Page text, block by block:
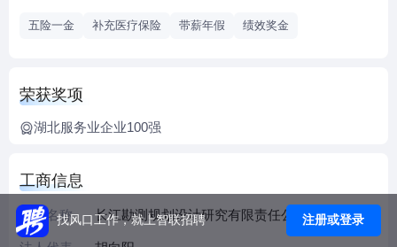
师7人，首届全国创新争先奖状获得者2人，国家“新世纪百千
万人才工程”2人、全国杰出专业技术人才1人，湖北省有突出
贡献的中青年专家、湖北省新世纪高层次人才、水利部5151
殊津贴专家68人。在全院2000多名专业技术人员中，教授级
高工299人，高级工程师1118人，各类注册工程师1100余人。
单位总部位于武汉，下设职能部门11个、子公司12个，所属
五险一金 补充医疗保险 带薪年假 绩效奖金
荣获奖项
湖北服务业企业100强
工商信息
企业名称 长江勘测规划设计研究有限责任公司
找风口工作，就上智联招聘 注册或登录